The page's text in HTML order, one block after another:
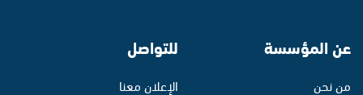
عن المؤسسة
من نحن
للتواصل
الإعلان معنا